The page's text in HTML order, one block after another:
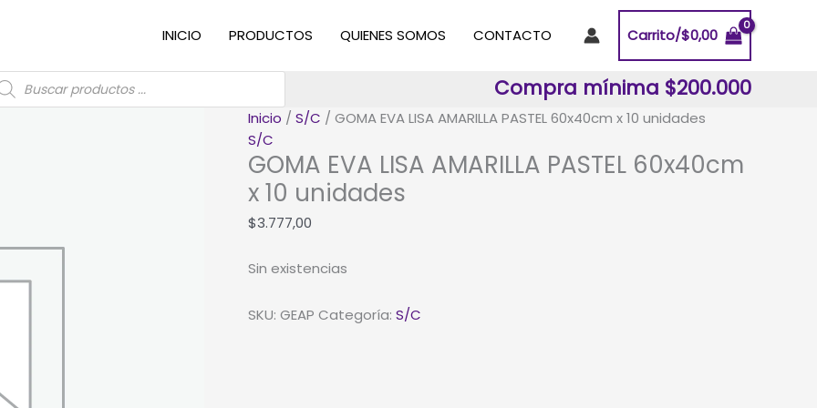
INICIO PRODUCTOS QUIENES SOMOS CONTACTO Carrito/$0,00
Compra mínima $200.000
Inicio / S/C / GOMA EVA LISA AMARILLA PASTEL 60x40cm x 10 unidades
S/C
GOMA EVA LISA AMARILLA PASTEL 60x40cm
x 10 unidades
$3.777,00
Sin existencias
SKU: GEAP Categoría: S/C